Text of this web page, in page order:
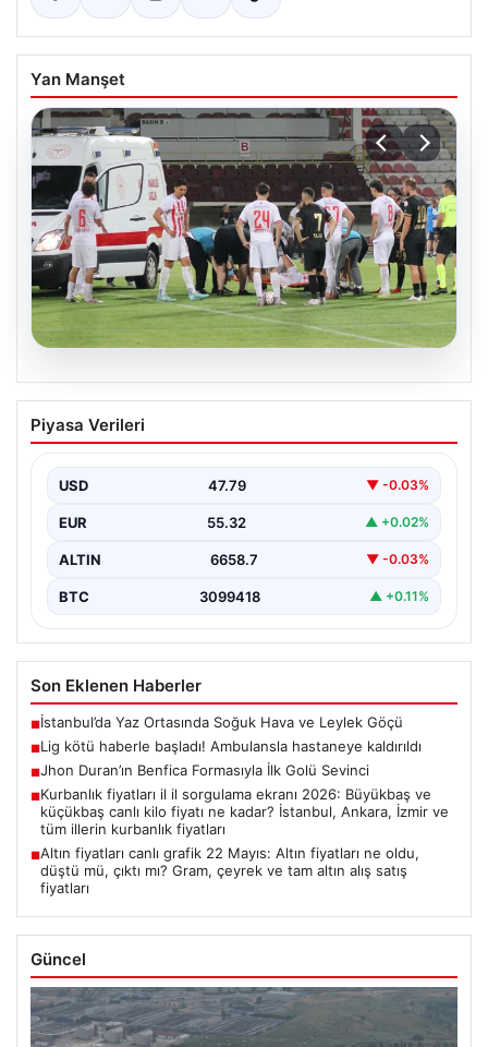
Yan Manşet
Lig kötü haberle başladı! Ambulansla
hastaneye kaldırıldı
Piyasa Verileri
USD 47.79 ▼ -0.03%
EUR 55.32 ▲ +0.02%
ALTIN 6658.7 ▼ -0.03%
BTC 3099418 ▲ +0.11%
Son Eklenen Haberler
■İstanbul’da Yaz Ortasında Soğuk Hava ve Leylek Göçü
■Lig kötü haberle başladı! Ambulansla hastaneye kaldırıldı
■Jhon Duran’ın Benfica Formasıyla İlk Golü Sevinci
■Kurbanlık fiyatları il il sorgulama ekranı 2026: Büyükbaş ve
küçükbaş canlı kilo fiyatı ne kadar? İstanbul, Ankara, İzmir ve
tüm illerin kurbanlık fiyatları
■Altın fiyatları canlı grafik 22 Mayıs: Altın fiyatları ne oldu,
düştü mü, çıktı mı? Gram, çeyrek ve tam altın alış satış
fiyatları
Güncel